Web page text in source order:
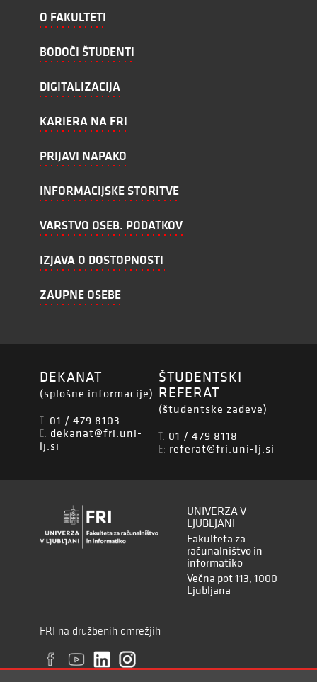
O FAKULTETI
BODOČI ŠTUDENTI
DIGITALIZACIJA
KARIERA NA FRI
PRIJAVI NAPAKO
INFORMACIJSKE STORITVE
VARSTVO OSEB. PODATKOV
IZJAVA O DOSTOPNOSTI
ZAUPNE OSEBE
DEKANAT
(splošne informacije)
T: 01 / 479 8103
E: dekanat@fri.uni-
lj.si
ŠTUDENTSKI
REFERAT
(študentske zadeve)
T: 01 / 479 8118
E: referat@fri.uni-lj.si
UNIVERZA V
LJUBLJANI
Fakulteta za
računalništvo in
informatiko
Večna pot 113, 1000
Ljubljana
FRI na družbenih omrežjih